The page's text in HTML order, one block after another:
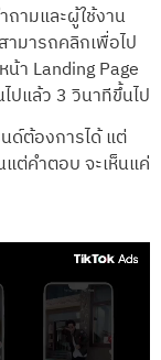
ามและผู้ใช้งาน
มารถคลิกเพื่อไป
า Landing Page
ปแล้ว 3 วินาทีขึ้นไป
ด์ต้องการได้ แต่
แต่คำตอบ จะเห็นแค่